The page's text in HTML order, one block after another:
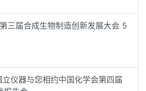
三届合成生物制造创新发展大会 5
仪器与您相约中国化学会第四届